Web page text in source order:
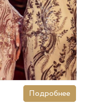
Подробнее